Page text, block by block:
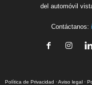
del automóvil
Contáctanos:
Política de Privacidad ·Aviso legal ·